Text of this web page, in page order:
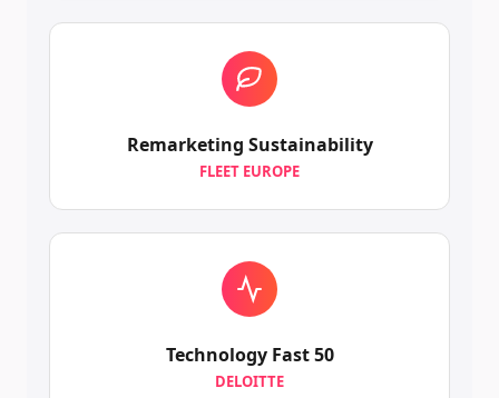
Remarketing Sustainability
FLEET EUROPE
Technology Fast 50
DELOITTE